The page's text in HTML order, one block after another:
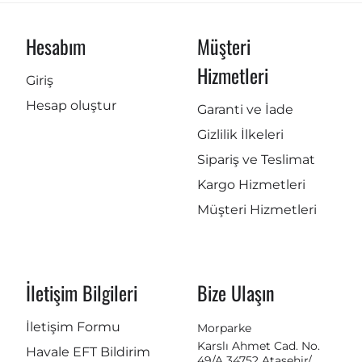
Hesabım
Giriş
Hesap oluştur
Müşteri
Hizmetleri
Garanti ve İade
Gizlilik İlkeleri
Sipariş ve Teslimat
Kargo Hizmetleri
Müşteri Hizmetleri
İletişim Bilgileri
İletişim Formu
Havale EFT Bildirim
Bize Ulaşın
Morparke
Karslı Ahmet Cad. No.